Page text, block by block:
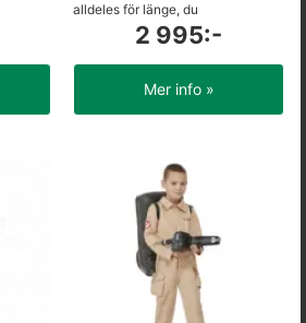
alldeles för länge, du
2 995:-
Mer info »